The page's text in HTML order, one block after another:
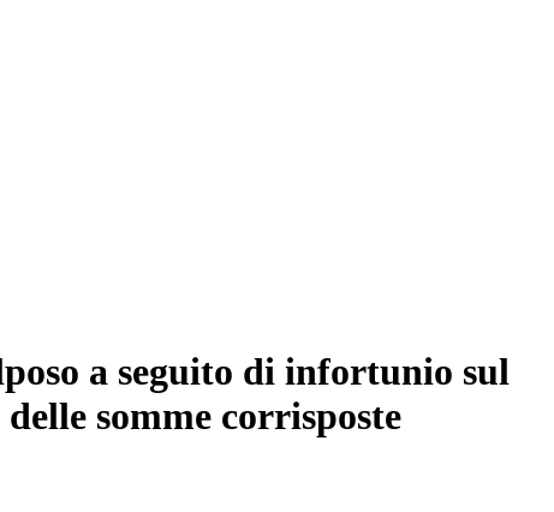
a seguito di infortunio sul
somme corrisposte